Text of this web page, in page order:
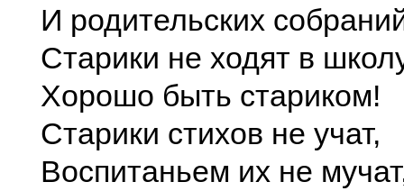
И родительских
Старики не ходят в
Хорошо быть стариком!
Старики стихов не учат,
Воспитаньем их не